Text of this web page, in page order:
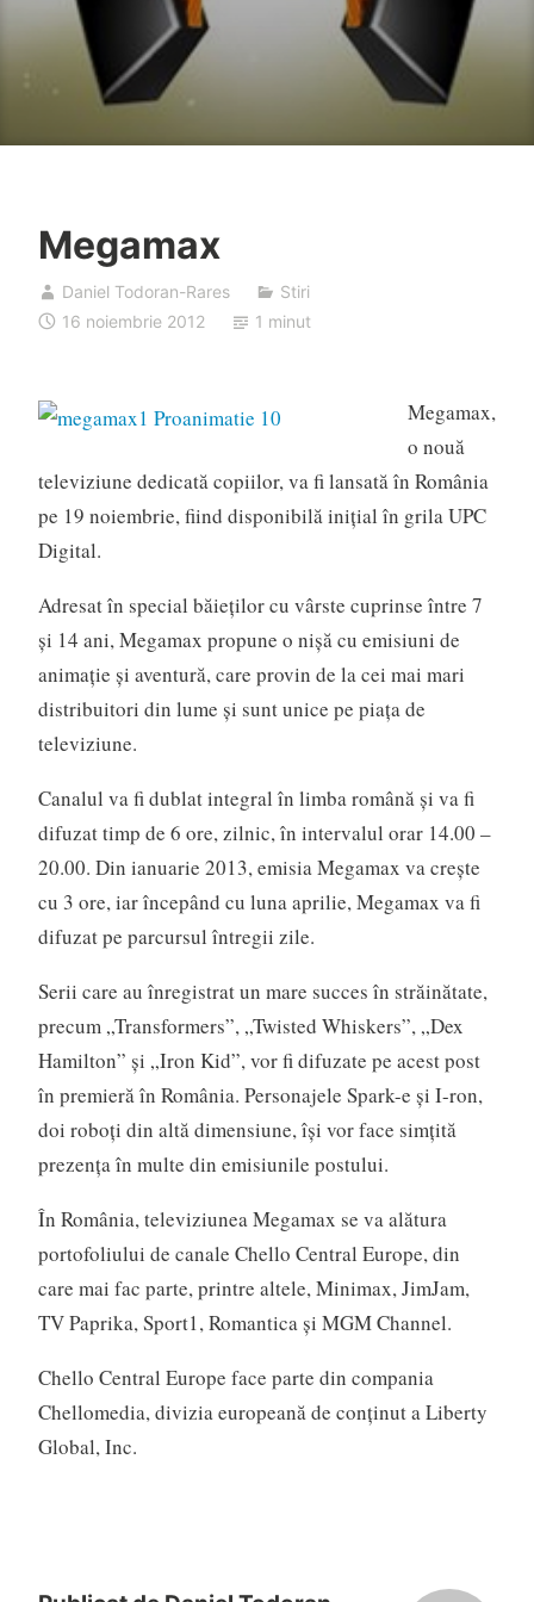
Megamax
Daniel Todoran-Rares
Stiri
16 noiembrie 2012
1 minut
Megamax,
o nouă
televiziune dedicată copiilor, va fi lansată în România
pe 19 noiembrie, fiind disponibilă iniţial în grila UPC
Digital.
Adresat în special băieţilor cu vârste cuprinse între 7
şi 14 ani, Megamax propune o nişă cu emisiuni de
animaţie şi aventură, care provin de la cei mai mari
distribuitori din lume şi sunt unice pe piaţa de
televiziune.
Canalul va fi dublat integral în limba română şi va fi
difuzat timp de 6 ore, zilnic, în intervalul orar 14.00 –
20.00. Din ianuarie 2013, emisia Megamax va creşte
cu 3 ore, iar începând cu luna aprilie, Megamax va fi
difuzat pe parcursul întregii zile.
Serii care au înregistrat un mare succes în străinătate,
precum „Transformers”, „Twisted Whiskers”, „Dex
Hamilton” şi „Iron Kid”, vor fi difuzate pe acest post
în premieră în România. Personajele Spark-e şi I-ron,
doi roboţi din altă dimensiune, îşi vor face simţită
prezenţa în multe din emisiunile postului.
În România, televiziunea Megamax se va alătura
portofoliului de canale Chello Central Europe, din
care mai fac parte, printre altele, Minimax, JimJam,
TV Paprika, Sport1, Romantica şi MGM Channel.
Chello Central Europe face parte din compania
Chellomedia, divizia europeană de conţinut a Liberty
Global, Inc.